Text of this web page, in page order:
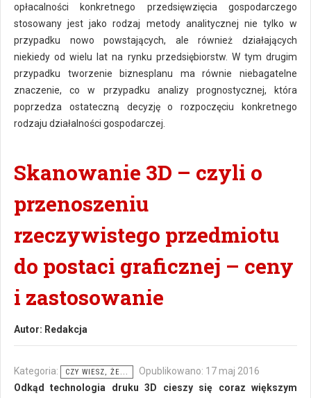
opłacalności konkretnego przedsięwzięcia gospodarczego
stosowany jest jako rodzaj metody analitycznej nie tylko w
przypadku nowo powstających, ale również działających
niekiedy od wielu lat na rynku przedsiębiorstw. W tym drugim
przypadku tworzenie biznesplanu ma równie niebagatelne
znaczenie, co w przypadku analizy prognostycznej, która
poprzedza ostateczną decyzję o rozpoczęciu konkretnego
rodzaju działalności gospodarczej.
Skanowanie 3D – czyli o
przenoszeniu
rzeczywistego przedmiotu
do postaci graficznej – ceny
i zastosowanie
Autor: Redakcja
Kategoria: CZY WIESZ, ŻE...
Opublikowano: 17 maj 2016
Odkąd technologia druku 3D cieszy się coraz większym